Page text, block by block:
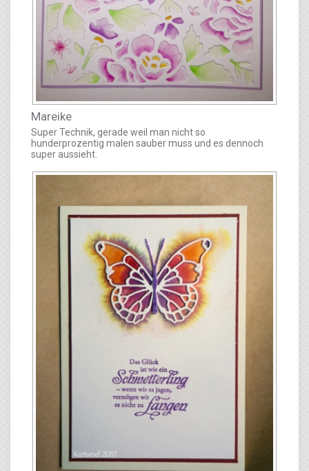
Mareike
Super Technik, gerade weil man nicht so
hunderprozentig malen sauber muss und es dennoch
super aussieht.